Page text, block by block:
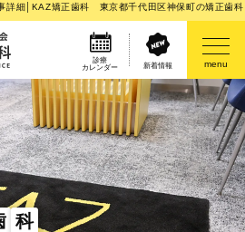
詳細│KAZ矯正歯科 東京都千代田区神保町の矯正歯科
診療
カレンダー
新着情報 menu
科
案内